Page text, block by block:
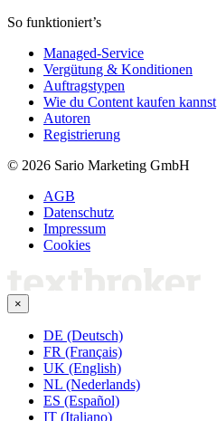
So funktioniert’s
Managed-Service
Vergütung & Konditionen
Auftragstypen
Wie du Content kaufen kannst
Autoren
Registrierung
© 2026 Sario Marketing GmbH
AGB
Datenschutz
Impressum
Cookies
×
DE (Deutsch)
FR (Français)
UK (English)
NL (Nederlands)
ES (Español)
IT (Italiano)